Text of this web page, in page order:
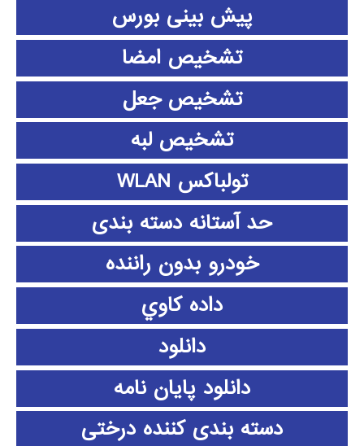
پیش بینی بورس
تشخیص امضا
تشخیص جعل
تشخیص لبه
تولباکس WLAN
حد آستانه دسته بندی
خودرو بدون راننده
داده كاوي
دانلود
دانلود پايان نامه
دسته بندی کننده درختی